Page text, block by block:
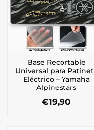
Base Recortable
Universal para
Eléctrico – Yamaha
Alpinestars
€19,90